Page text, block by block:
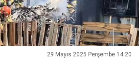
29 Mayıs 2025 Perşembe 14:20